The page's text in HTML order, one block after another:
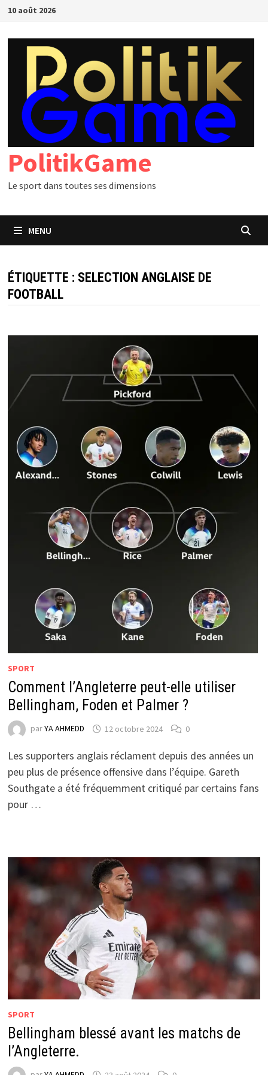
Passer
contenu
10 août 2026
PolitikGame
Le sport dans toutes ses dimensions
MENU
ÉTIQUETTE : SELECTION ANGLAISE DE
FOOTBALL
SPORT
Comment l’Angleterre peut-elle utiliser
Bellingham, Foden et Palmer ?
parYA AHMEDD 12 octobre 2024 0
Les supporters anglais réclament depuis des années un
peu plus de présence offensive dans l’équipe. Gareth
Southgate a été fréquemment critiqué par certains fans
pour …
SPORT
Bellingham blessé avant les matchs de
l’Angleterre.